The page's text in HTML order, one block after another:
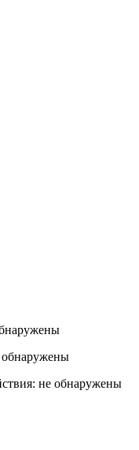
обнаружены
не обнаружены